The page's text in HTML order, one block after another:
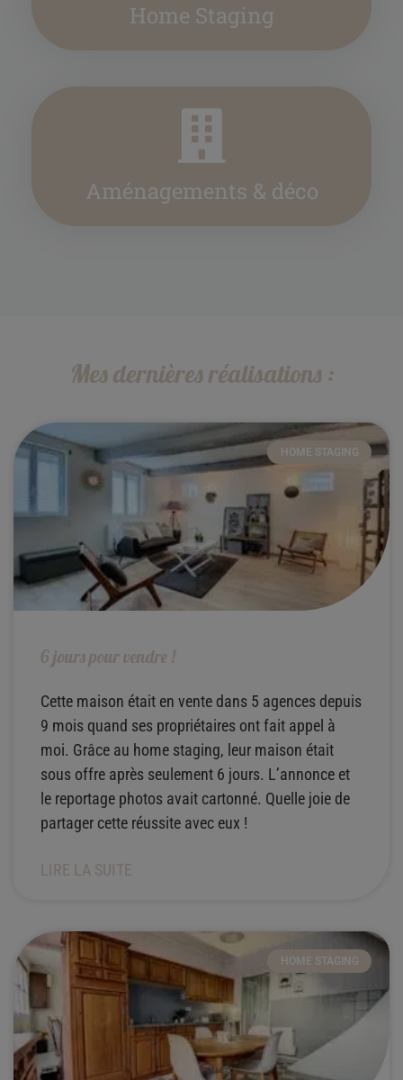
Home Staging
Aménagements & déco
Mes dernières réalisations :
HOME STAGING
6 jours pour vendre !
Cette maison était en vente dans 5 agences depuis
9 mois quand ses propriétaires ont fait appel à
moi. Grâce au home staging, leur maison était
sous offre après seulement 6 jours. L’annonce et
le reportage photos avait cartonné. Quelle joie de
partager cette réussite avec eux !
LIRE LA SUITE
HOME STAGING